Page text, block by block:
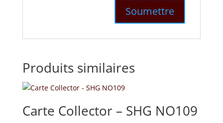
Produits similaires
Carte Collector – SHG NO109